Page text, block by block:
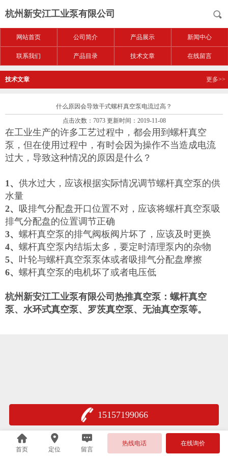
杭州新安江工业泵有限公司
网站首页 公司简介 产品展示 新闻中心
联系我们 产品目录 技术文章 在线留言
技术文章 更多>>
什么原因会导致干式螺杆真空泵电流过高？
点击次数：7073 更新时间：2019-11-08
在工业生产的许多工艺过程中，都会用到螺杆真空
泵，但在使用过程中，有时会因为操作不当造成电流
过大，导致这种情况的原因是什么？
1、 供水过大，应该根据实际情况调节螺杆真空泵的供
水量
2、 吸排气分配盘开口位置不对，应该将螺杆真空泵吸
排气分配盘的位置调节正确
3、 螺杆真空泵的排气阀板阀片坏了，应该及时更换
4、 螺杆真空泵内结垢太多，要定时清理泵内的杂物
5、 叶轮与螺杆真空泵泵体或者吸排气分配盘摩擦
6、 螺杆真空泵的电机坏了或者电压低
杭州新安江工业泵有限公司热推真空泵：螺杆真空
泵、水环式真空泵、罗茨真空泵、无油真空泵等。
15157199066
首页 定位 留言
热线电话 在线询价